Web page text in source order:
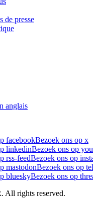
de presse
anglais
facebookBezoek ons op x
linkedinBezoek ons op
rss-feedBezoek ons op
mastodonBezoek ons op
blueskyBezoek ons op
All rights reserved.